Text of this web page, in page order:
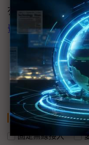
有效推動FWA的採
費者研究室報告。
關鍵字
固定無線接入